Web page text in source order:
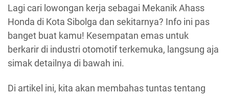
Lagi cari lowongan kerja sebagai Mekanik Ahass
Honda di Kota Sibolga dan sekitarnya? Info ini pas
banget buat kamu! Kesempatan emas untuk
berkarir di industri otomotif terkemuka, langsung aja
simak detailnya di bawah ini.
Di artikel ini, kita akan membahas tuntas tentang